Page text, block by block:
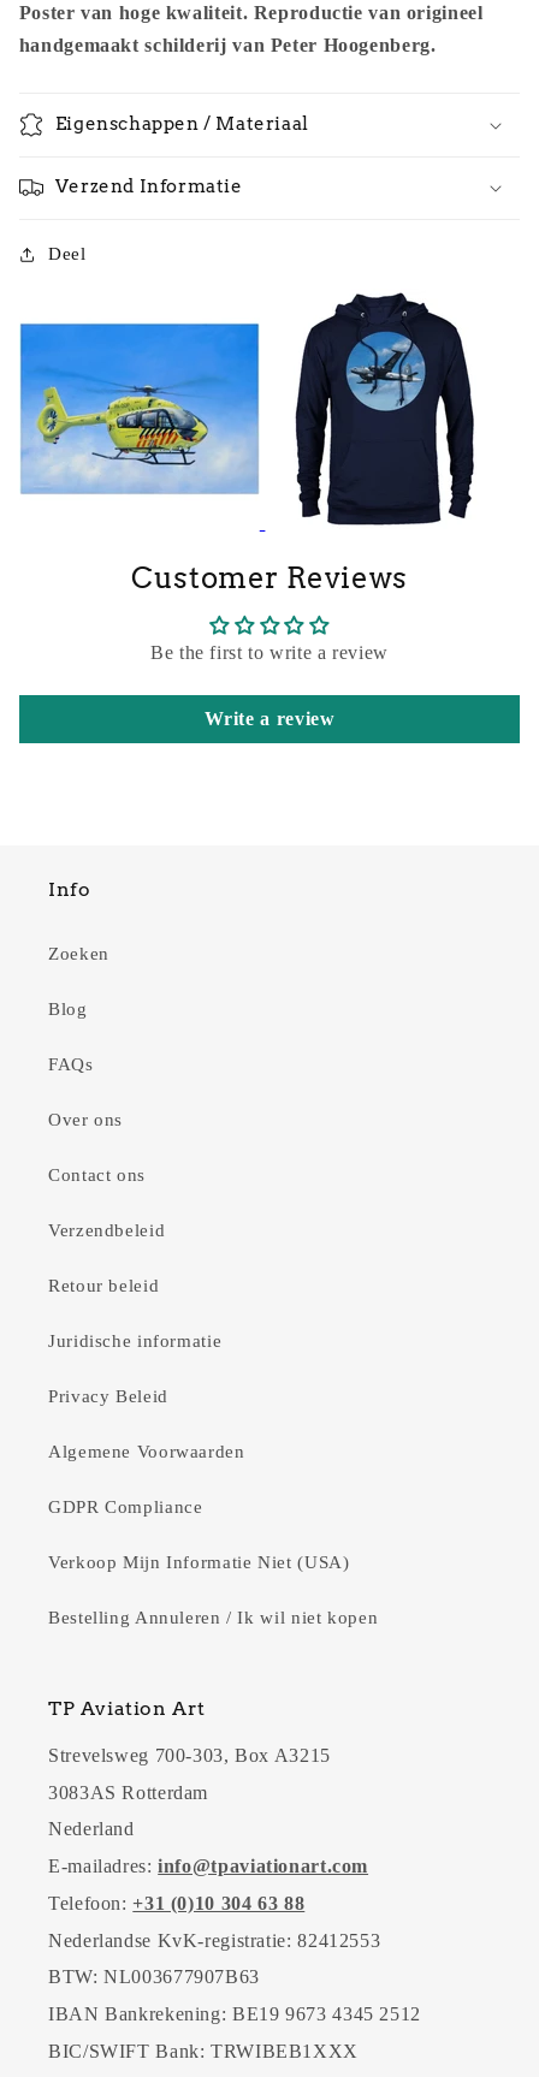
Poster van hoge kwaliteit. Reproductie van origineel
handgemaakt schilderij van Peter Hoogenberg.
Eigenschappen / Materiaal
Verzend Informatie
Deel
Customer Reviews
Be the first to write a review
Write a review
Info
Zoeken
Blog
FAQs
Over ons
Contact ons
Verzendbeleid
Retour beleid
Juridische informatie
Privacy Beleid
Algemene Voorwaarden
GDPR Compliance
Verkoop Mijn Informatie Niet (USA)
Bestelling Annuleren / Ik wil niet kopen
TP Aviation Art
Strevelsweg 700-303, Box A3215
3083AS Rotterdam
Nederland
E-mailadres: info@tpaviationart.com
Telefoon:+31 (0)10 304 63 88
Nederlandse KvK-registratie: 82412553
BTW: NL003677907B63
IBAN Bankrekening: BE19 9673 4345 2512
BIC/SWIFT Bank: TRWIBEB1XXX